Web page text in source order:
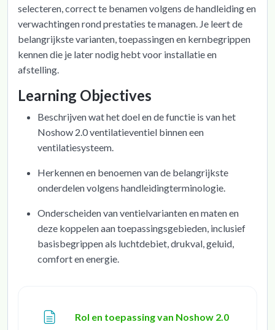
selecteren, correct te benamen volgens de handleiding en
verwachtingen rond prestaties te managen. Je leert de
belangrijkste varianten, toepassingen en kernbegrippen
kennen die je later nodig hebt voor installatie en
afstelling.
Learning Objectives
Beschrijven wat het doel en de functie is van het
Noshow 2.0 ventilatieventiel binnen een
ventilatiesysteem.
Herkennen en benoemen van de belangrijkste
onderdelen volgens handleidingterminologie.
Onderscheiden van ventielvarianten en maten en
deze koppelen aan toepassingsgebieden, inclusief
basisbegrippen als luchtdebiet, drukval, geluid,
comfort en energie.
Rol en toepassing van Noshow 2.0Page